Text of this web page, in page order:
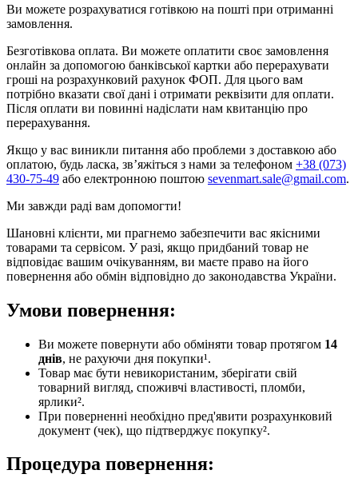
Ви можете розрахуватися готівкою на пошті при отриманні
замовлення.
Безготівкова оплата. Ви можете оплатити своє замовлення
онлайн за допомогою банківської картки або перерахувати
гроші на розрахунковий рахунок ФОП. Для цього вам
потрібно вказати свої дані і отримати реквізити для оплати.
Після оплати ви повинні надіслати нам квитанцію про
перерахування.
Якщо у вас виникли питання або проблеми з доставкою або
оплатою, будь ласка, зв’яжіться з нами за телефоном +38 (073)
430-75-49 або електронною поштою sevenmart.sale@gmail.com.
Ми завжди раді вам допомогти!
Шановні клієнти, ми прагнемо забезпечити вас якісними
товарами та сервісом. У разі, якщо придбаний товар не
відповідає вашим очікуванням, ви маєте право на його
повернення або обмін відповідно до законодавства України.
Умови повернення:
Ви можете повернути або обміняти товар протягом 14
днів, не рахуючи дня покупки¹.
Товар має бути невикористаним, зберігати свій
товарний вигляд, споживчі властивості, пломби,
ярлики².
При поверненні необхідно пред'явити розрахунковий
документ (чек), що підтверджує покупку².
Процедура повернення: